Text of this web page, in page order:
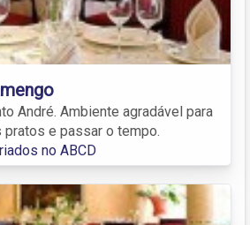
André. Ambiente agradável para
e passar o tempo.
no ABCD